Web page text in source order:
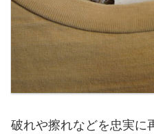
破れや擦れなどを忠実に